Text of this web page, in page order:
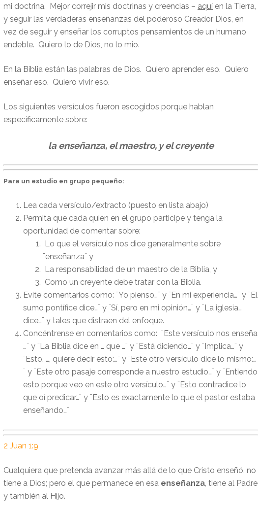
mi doctrina. Mejor correjir mis doctrinas y creencias – aquí en la Tierra,
y seguir las verdaderas enseñanzas del poderoso Creador Dios, en
vez de seguir y enseñar los corruptos pensamientos de un humano
endeble. Quiero lo de Dios, no lo mio.
En la Biblia están las palabras de Dios. Quiero aprender eso. Quiero
enseñar eso. Quiero vivir eso.
Los siguientes versículos fueron escogidos porque hablan
específicamente sobre:
la enseñanza, el maestro, y el creyente
Para un estudio en grupo pequeño:
Lea cada versículo/extracto (puesto en lista abajo)
Permita que cada quien en el grupo participe y tenga la
oportunidad de comentar sobre:
Lo que el versículo nos dice generalmente sobre
¨enseñanza¨ y
La responsabilidad de un maestro de la Biblia, y
Como un creyente debe tratar con la Biblia.
Evite comentarios como: ¨Yo pienso…¨ y ¨En mi experiencia…¨ y ¨El
sumo pontífice dice…¨ y ¨Sí, pero en mi opinión…¨ y ¨La iglesia…
dice…¨ y tales que distraen del enfoque.
Concéntrense en comentarios como: ¨Este versículo nos enseña
…¨ y ¨La Biblia dice en … que …¨ y ¨Está diciendo…¨ y ¨Implica…¨ y
¨Esto, …, quiere decir esto:…¨ y ¨Este otro versículo dice lo mismo:…
¨ y ¨Este otro pasaje corresponde a nuestro estudio…¨ y ¨Entiendo
esto porque veo en este otro versículo…¨ y ¨Esto contradice lo
que oí predicar…¨ y ¨Esto es exactamente lo que el pastor estaba
enseñando…¨
2 Juan 1:9
Cualquiera que pretenda avanzar más allá de lo que Cristo enseñó, no
tiene a Dios; pero el que permanece en esa enseñanza, tiene al Padre
y también al Hijo.